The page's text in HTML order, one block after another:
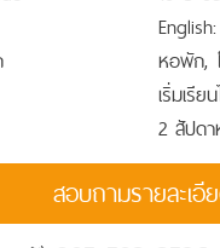
หอพัก,
เริ่มเรี
2 สัปด
สอบถามรายละเ